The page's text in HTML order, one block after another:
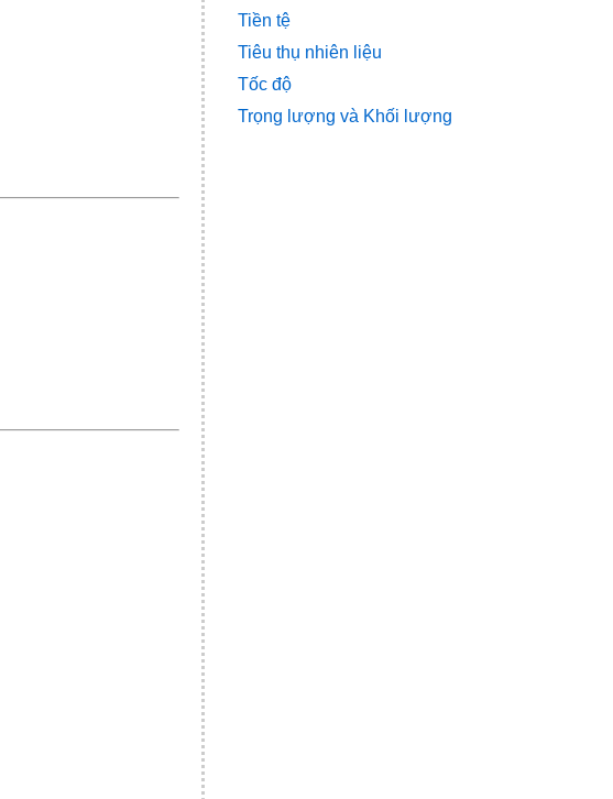
Tiền tệ
Tiêu thụ nhiên liệu
Tốc độ
Trọng lượng và Khối lượng